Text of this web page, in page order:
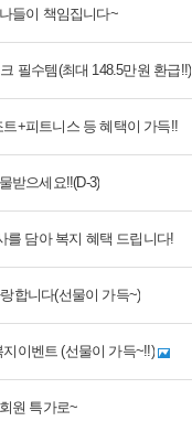
들이 책임집니다~
필수템(최대 148.5만원 환급!!)
+피트니스 등 혜택이 가득!!
받으세요!!(D-3)
를 담아 복지 혜택 드립니다!
합니다(선물이 가득~)
이벤트 (선물이 가득~!!)
원 특가로~